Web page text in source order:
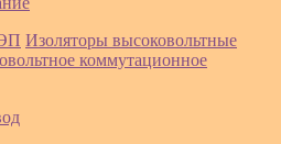
Изоляторы высоковольтные
коммутационное